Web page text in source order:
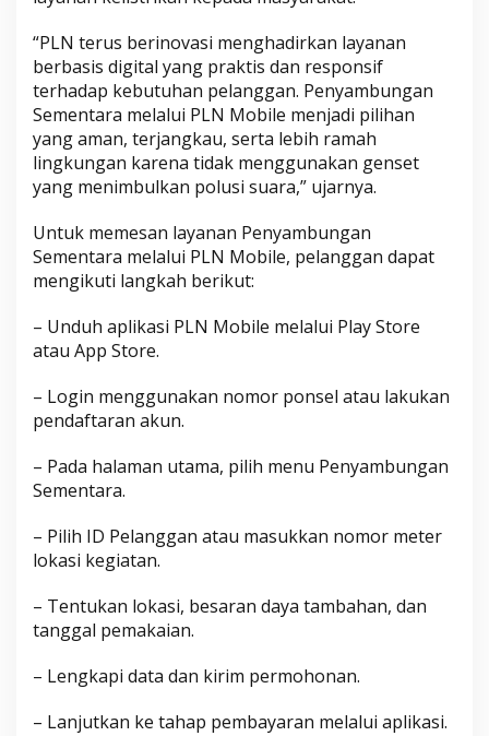
“PLN terus berinovasi menghadirkan layanan
berbasis digital yang praktis dan responsif
terhadap kebutuhan pelanggan. Penyambungan
Sementara melalui PLN Mobile menjadi pilihan
yang aman, terjangkau, serta lebih ramah
lingkungan karena tidak menggunakan genset
yang menimbulkan polusi suara,” ujarnya.
Untuk memesan layanan Penyambungan
Sementara melalui PLN Mobile, pelanggan dapat
mengikuti langkah berikut:
– Unduh aplikasi PLN Mobile melalui Play Store
atau App Store.
– Login menggunakan nomor ponsel atau lakukan
pendaftaran akun.
– Pada halaman utama, pilih menu Penyambungan
Sementara.
– Pilih ID Pelanggan atau masukkan nomor meter
lokasi kegiatan.
– Tentukan lokasi, besaran daya tambahan, dan
tanggal pemakaian.
– Lengkapi data dan kirim permohonan.
– Lanjutkan ke tahap pembayaran melalui aplikasi.